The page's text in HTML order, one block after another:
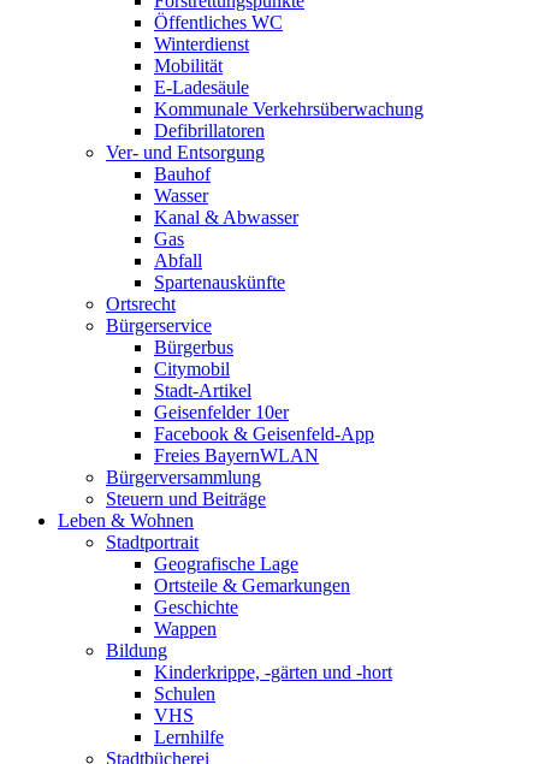
Öffentliches WC
Winterdienst
Mobilität
E-Ladesäule
Kommunale Verkehrsüberwachung
Defibrillatoren
Ver- und Entsorgung
Bauhof
Wasser
Kanal & Abwasser
Gas
Abfall
Spartenauskünfte
Ortsrecht
Bürgerservice
Bürgerbus
Citymobil
Stadt-Artikel
Geisenfelder 10er
Facebook & Geisenfeld-App
Freies BayernWLAN
Bürgerversammlung
Steuern und Beiträge
Leben & Wohnen
Stadtportrait
Geografische Lage
Ortsteile & Gemarkungen
Geschichte
Wappen
Bildung
Kinderkrippe, -gärten und -hort
Schulen
VHS
Lernhilfe
Stadtbücherei